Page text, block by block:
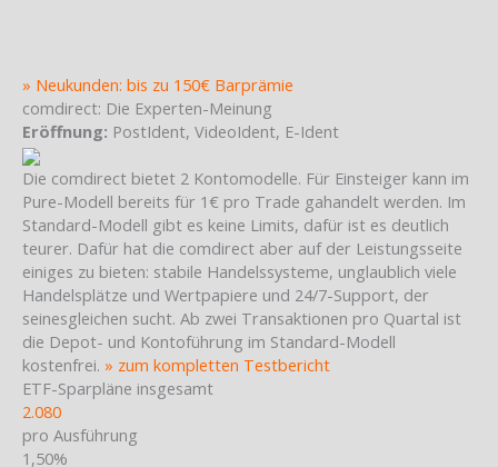
» Neukunden: bis zu 150€ Barprämie
comdirect: Die Experten-Meinung
Eröffnung: PostIdent, VideoIdent, E-Ident
Die comdirect bietet 2 Kontomodelle. Für Einsteiger kann im
Pure-Modell bereits für 1€ pro Trade gahandelt werden. Im
Standard-Modell gibt es keine Limits, dafür ist es deutlich
teurer. Dafür hat die comdirect aber auf der Leistungsseite
einiges zu bieten: stabile Handelssysteme, unglaublich viele
Handelsplätze und Wertpapiere und 24/7-Support, der
seinesgleichen sucht. Ab zwei Transaktionen pro Quartal ist
die Depot- und Kontoführung im Standard-Modell
kostenfrei. » zum kompletten Testbericht
ETF-Sparpläne insgesamt
2.080
pro Ausführung
1,50%